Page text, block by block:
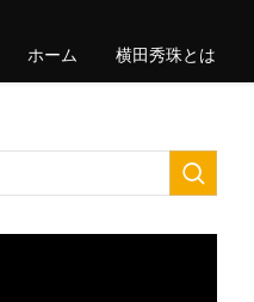
ホーム 横田秀珠とは